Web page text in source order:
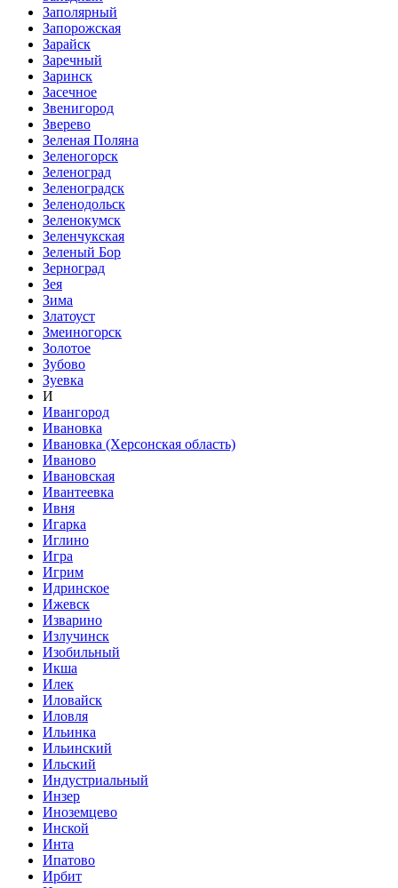
Заполярный
Запорожская
Зарайск
Заречный
Заринск
Засечное
Звенигород
Зверево
Зеленая Поляна
Зеленогорск
Зеленоград
Зеленоградск
Зеленодольск
Зеленокумск
Зеленчукская
Зеленый Бор
Зерноград
Зея
Зима
Златоуст
Змеиногорск
Золотое
Зубово
Зуевка
И
Ивангород
Ивановка
Ивановка (Херсонская область)
Иваново
Ивановская
Ивантеевка
Ивня
Игарка
Иглино
Игра
Игрим
Идринское
Ижевск
Изварино
Излучинск
Изобильный
Икша
Илек
Иловайск
Иловля
Ильинка
Ильинский
Ильский
Индустриальный
Инзер
Иноземцево
Инской
Инта
Ипатово
Ирбит